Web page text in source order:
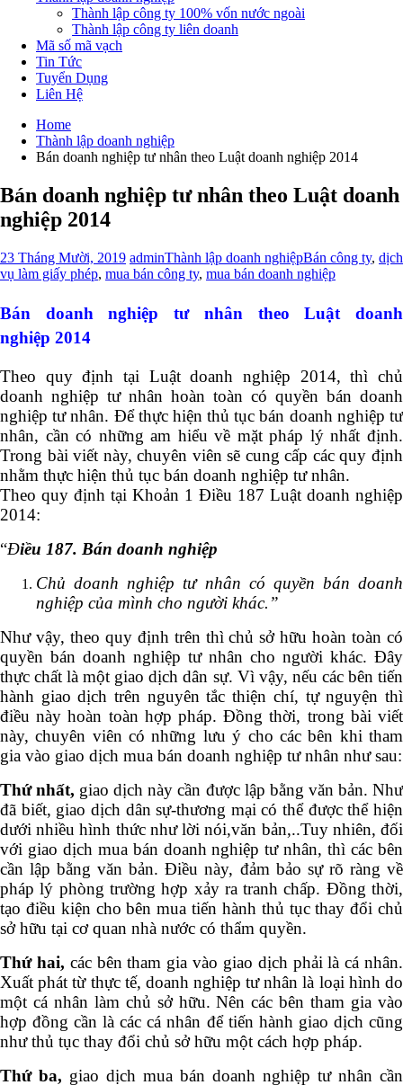
Thành lập công ty 100% vốn nước ngoài
Thành lập công ty liên doanh
Mã số mã vạch
Tin Tức
Tuyển Dụng
Liên Hệ
Home
Thành lập doanh nghiệp
Bán doanh nghiệp tư nhân theo Luật doanh nghiệp 2014
Bán doanh nghiệp tư nhân theo Luật doanh
nghiệp 2014
23 Tháng Mười, 2019 adminThành lập doanh nghiệpBán công ty, dịch
vụ làm giấy phép, mua bán công ty, mua bán doanh nghiệp
Bán doanh nghiệp tư nhân theo Luật doanh
nghiệp 2014
Theo quy định tại Luật doanh nghiệp 2014, thì chủ
doanh nghiệp tư nhân hoàn toàn có quyền bán doanh
nghiệp tư nhân. Để thực hiện thủ tục bán doanh nghiệp tư
nhân, cần có những am hiểu về mặt pháp lý nhất định.
Trong bài viết này, chuyên viên sẽ cung cấp các quy định
nhằm thực hiện thủ tục bán doanh nghiệp tư nhân.
Theo quy định tại Khoản 1 Điều 187 Luật doanh nghiệp
2014:
“Điều 187. Bán doanh nghiệp
Chủ doanh nghiệp tư nhân có quyền bán doanh
nghiệp của mình cho người khác.”
Như vậy, theo quy định trên thì chủ sở hữu hoàn toàn có
quyền bán doanh nghiệp tư nhân cho người khác. Đây
thực chất là một giao dịch dân sự. Vì vậy, nếu các bên tiến
hành giao dịch trên nguyên tắc thiện chí, tự nguyện thì
điều này hoàn toàn hợp pháp. Đồng thời, trong bài viết
này, chuyên viên có những lưu ý cho các bên khi tham
gia vào giao dịch mua bán doanh nghiệp tư nhân như sau:
Thứ nhất, giao dịch này cần được lập bằng văn bản. Như
đã biết, giao dịch dân sự-thương mại có thể được thể hiện
dưới nhiều hình thức như lời nói,văn bản,..Tuy nhiên, đối
với giao dịch mua bán doanh nghiệp tư nhân, thì các bên
cần lập bằng văn bản. Điều này, đảm bảo sự rõ ràng về
pháp lý phòng trường hợp xảy ra tranh chấp. Đồng thời,
tạo điều kiện cho bên mua tiến hành thủ tục thay đổi chủ
sở hữu tại cơ quan nhà nước có thẩm quyền.
Thứ hai, các bên tham gia vào giao dịch phải là cá nhân.
Xuất phát từ thực tế, doanh nghiệp tư nhân là loại hình do
một cá nhân làm chủ sở hữu. Nên các bên tham gia vào
hợp đồng cần là các cá nhân để tiến hành giao dịch cũng
như thủ tục thay đổi chủ sở hữu một cách hợp pháp.
Thứ ba, giao dịch mua bán doanh nghiệp tư nhân cần